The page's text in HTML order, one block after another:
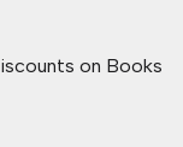
on Books